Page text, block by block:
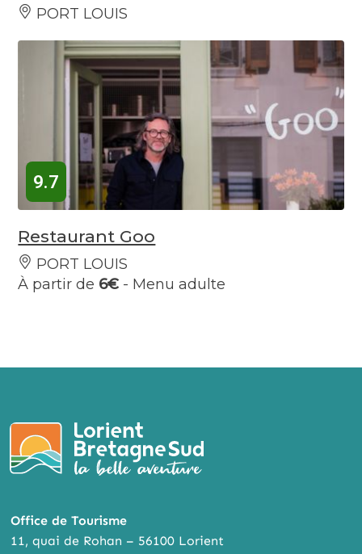
PORT LOUIS
9.7
Restaurant Goo
PORT LOUIS
À partir de 6€ - Menu adulte
Office de Tourisme
11, quai de Rohan – 56100 Lorient